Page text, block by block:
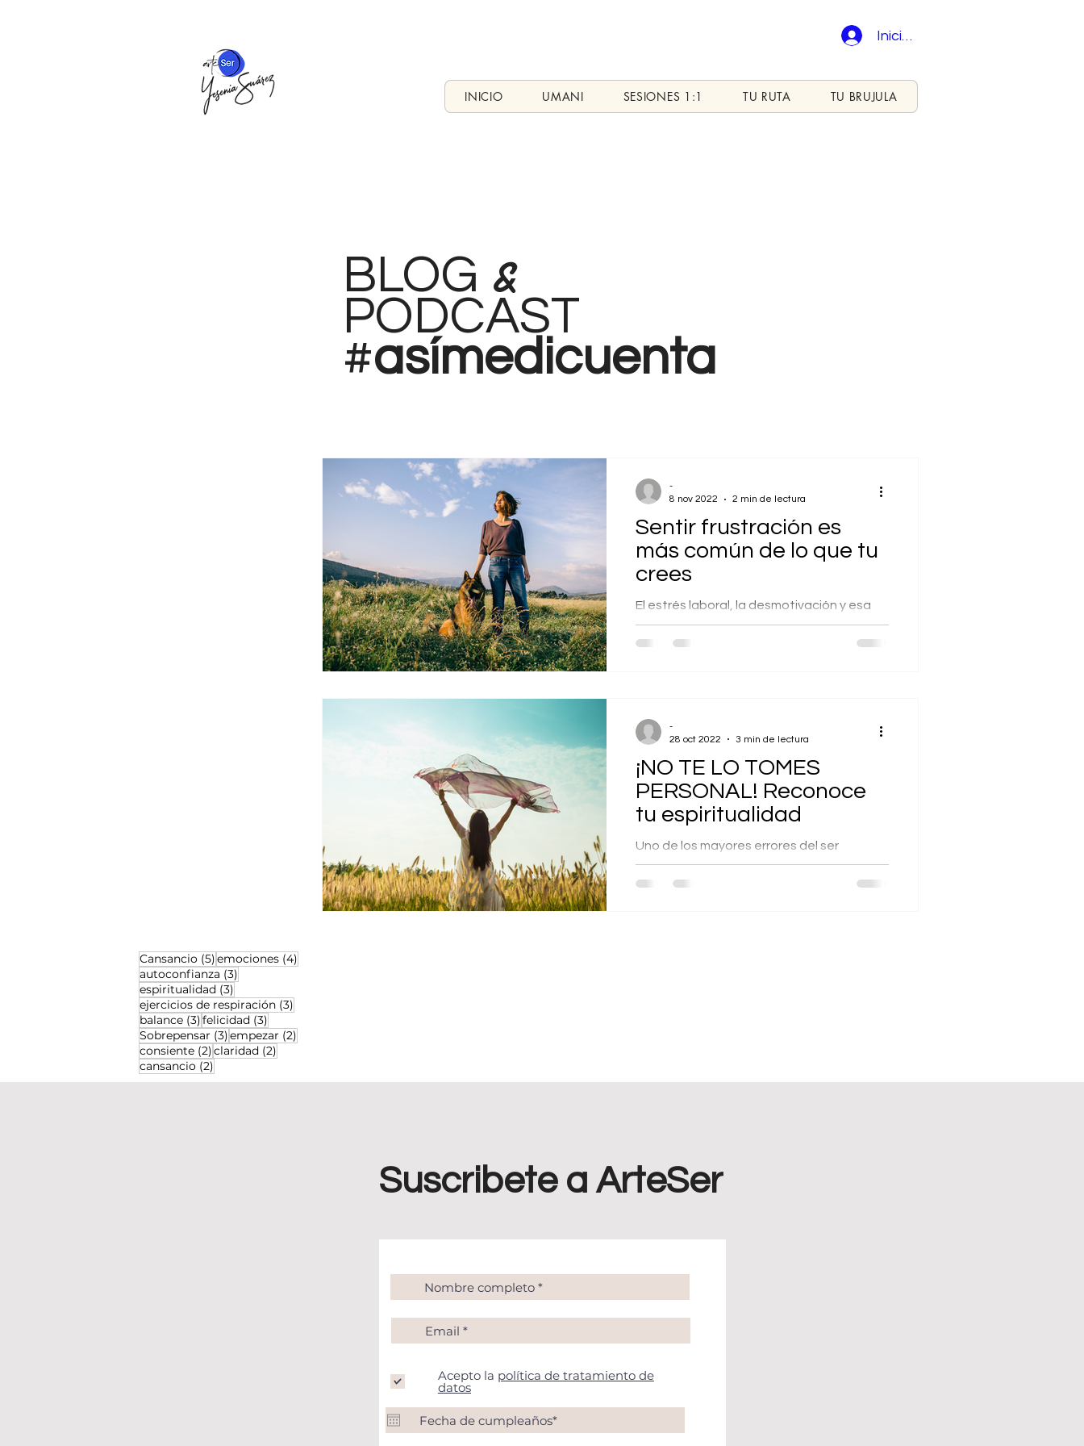
Iniciar sesión
INICIO UMANI SESIONES 1:1 TU RUTA TU BRUJULA
BLOG &
PODCAST
#asímedicuenta
Sentir frustración es
más común de lo que tu
crees
El estrés laboral, la desmotivación y esa
sensación de que las cosas no fluyen,
están muy relacionadas a la frustración
-
8 nov 2022
2 min de lectura
¡NO TE LO TOMES
PERSONAL! Reconoce
tu espiritualidad
Uno de los mayores errores del ser
humano en la relación con su
espiritualidad, la sanación interior y la
-
28 oct 2022
3 min de lectura
Cansancio (5)5 entradas
emociones (4)
autoconfianza (3)
espiritualidad (3)
ejercicios de respiración (3)
balance (3)3 entradas
felicidad (3)
Sobrepensar (3)3 entradas
empezar (2)
consiente (2)2 entradas
claridad (2)
cansancio (2)
Suscribete a ArteSer
Acepto la política de tratamiento de
datos